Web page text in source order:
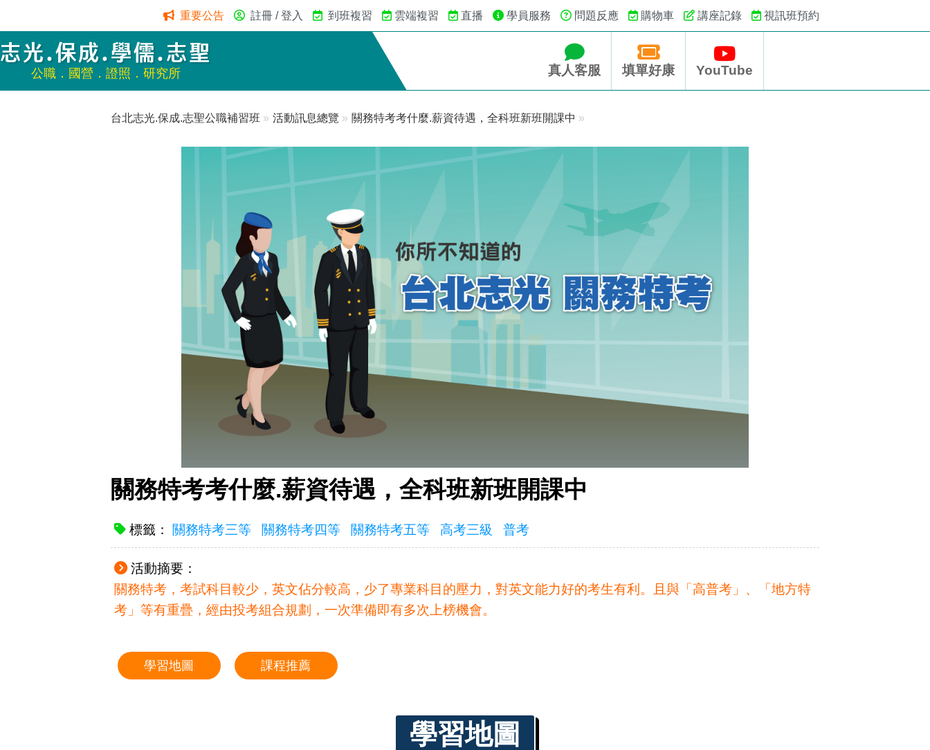
重要公告 註冊 / 登入 到班複習 雲端複習 直播 學員服務 問題反應 購物車 講座記錄 視訊班預約
志光.保成.學儒.志聖
公職．國營．證照．研究所 真人客服 填單好康 YouTube
台北志光.保成.志聖公職補習班 » 活動訊息總覽 » 關務特考考什麼.薪資待遇，全科班新班開課中 »
關務特考考什麼.薪資待遇，全科班新班開課中
標籤： 關務特考三等 關務特考四等 關務特考五等 高考三級 普考
活動摘要：
關務特考，考試科目較少，英文佔分較高，少了專業科目的壓力，對英文能力好的考生有利。且與「高普考」、「地方特
考」等有重疊，經由投考組合規劃，一次準備即有多次上榜機會。
學習地圖 課程推薦
學習地圖